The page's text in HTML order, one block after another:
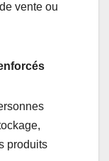
vente ou
produits